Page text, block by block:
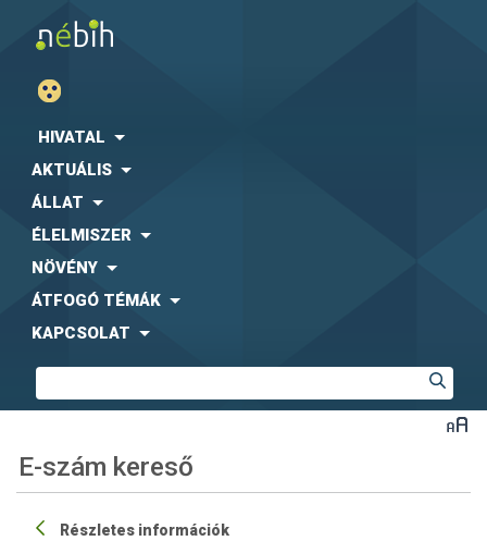
HIVATAL
AKTUÁLIS
ÁLLAT
ÉLELMISZER
NÖVÉNY
ÁTFOGÓ TÉMÁK
KAPCSOLAT
E-szám kereső
Részletes információk